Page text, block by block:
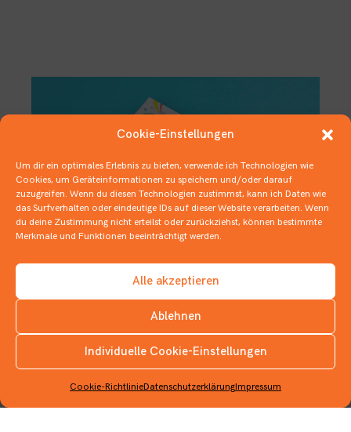
Cookie-Einstellungen
Um dir ein optimales Erlebnis zu bieten, verwende ich Technologien wie
Cookies, um Geräteinformationen zu speichern und/oder darauf
zuzugreifen. Wenn du diesen Technologien zustimmst, kann ich Daten wie
das Surfverhalten oder eindeutige IDs auf dieser Website verarbeiten. Wenn
du deine Zustimmung nicht erteilst oder zurückziehst, können bestimmte
Merkmale und Funktionen beeinträchtigt werden.
Alle akzeptieren
Ablehnen
Individuelle Cookie-Einstellungen
Cookie-RichtlinieDatenschutzerklärungImpressum
INSTAGRAM
Würde Gott dieses Buch kaufen?